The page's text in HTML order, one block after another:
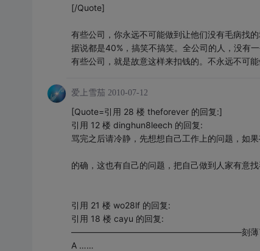
[/Quote]
有些公司，你永远不可能做到让他们没有毛病找
据说都是40%，搞笑不搞笑。全公司的人，没有
有些公司，就是故意这样来扣钱的。不永远不可
爱上雪茄 2010-07-12
[Quote=引用 28 楼 theforever 的回复:]
引用 12 楼 dinghun8leech 的回复:
骂完之后请冷静，先想想自己工作上的问题，如
的确，这也有自己的问题，把自己做到人家有意
引用 21 楼 wo28lf 的回复:
引用 18 楼 cayu 的回复:
————————————————————刻薄
A ……